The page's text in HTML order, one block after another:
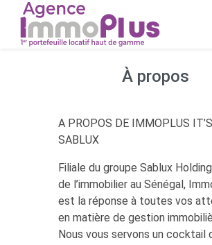
À propos
A PROPOS DE IMMOPLUS IT’S
SABLUX
Filiale du groupe Sablux
de l’immobilier au Sénégal,
est la réponse à toutes vos
en matière de gestion
Nous vous servons un cocktail